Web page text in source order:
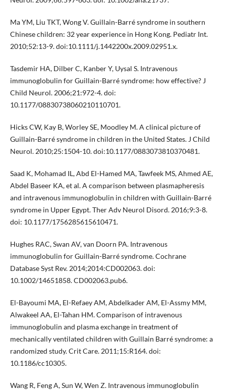
Ma YM, Liu TKT, Wong V. Guillain-Barré syndrome in southern
Chinese children: 32 year experience in Hong Kong. Pediatr Int.
2010;52:13-9. doi:10.1111/j.1442200x.2009.02951.x.
Tasdemir HA, Dilber C, Kanber Y, Uysal S. Intravenous
immunoglobulin for Guillain-Barré syndrome: how effective? J
Child Neurol. 2006;21:972-4. doi:
10.1177/08830738060210110701.
Hicks CW, Kay B, Worley SE, Moodley M. A clinical picture of
Guillain-Barré syndrome in children in the United States. J Child
Neurol. 2010;25:1504-10. doi:10.1177/0883073810370481.
Saad K, Mohamad IL, Abd El-Hamed MA, Tawfeek MS, Ahmed AE,
Abdel Baseer KA, et al. A comparison between plasmapheresis
and intravenous immunoglobulin in children with Guillain-Barré
syndrome in Upper Egypt. Ther Adv Neurol Disord. 2016;9:3-8.
doi: 10.1177/1756285615610471.
Hughes RAC, Swan AV, van Doorn PA. Intravenous
immunoglobulin for Guillain-Barré syndrome. Cochrane
Database Syst Rev. 2014;2014:CD002063. doi:
10.1002/14651858. CD002063.pub6.
El-Bayoumi MA, El-Refaey AM, Abdelkader AM, El-Assmy MM,
Alwakeel AA, El-Tahan HM. Comparison of intravenous
immunoglobulin and plasma exchange in treatment of
mechanically ventilated children with Guillain Barré syndrome: a
randomized study. Crit Care. 2011;15:R164. doi:
10.1186/cc10305.
Wang R, Feng A, Sun W, Wen Z. Intravenous immunoglobulin